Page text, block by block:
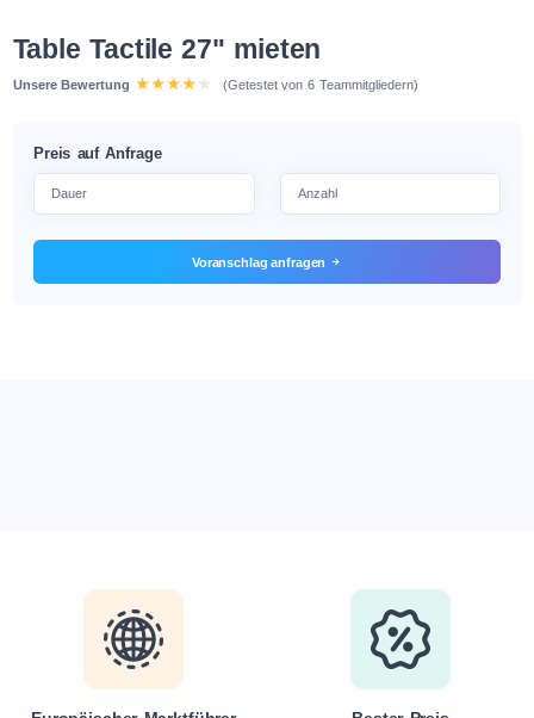
Table Tactile 27" mieten
Unsere Bewertung (Getestet von 6 Teammitgliedern)
Preis auf Anfrage
Voranschlag anfragen